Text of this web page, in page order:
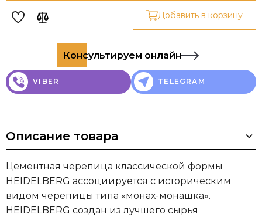
Добавить в корзину
Консультируем онлайн
VIBER TELEGRAM
Описание товара
Цементная черепица классической формы
HEIDELBERG ассоциируется с историческим
видом черепицы типа «монах-монашка».
HEIDELBERG создан из лучшего сырья